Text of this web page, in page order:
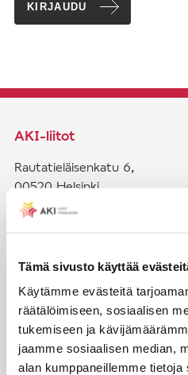
Tämä sivusto käyttää
Käytämme evästeitä
räätälöimiseen, sosiaalisen
tukemiseen ja
jaamme sosiaalisen median,
alan kumppaneillemme
KIRJAUDU
AKI-liitot
Rautatieläisenkatu 6,
00520 Helsinki
puh. (09) 4270 1503
Seuraa meitä somessa: